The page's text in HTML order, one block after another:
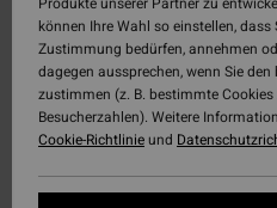
können Ihre Wahl so einstellen, dass
Zustimmung bedürfen, annehmen
dagegen aussprechen, wenn Sie
zustimmen (z. B. bestimmte
Besucherzahlen). Weitere
Cookie-Richtlinieund